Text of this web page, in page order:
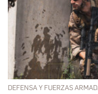
DEFENSA Y FUERZAS